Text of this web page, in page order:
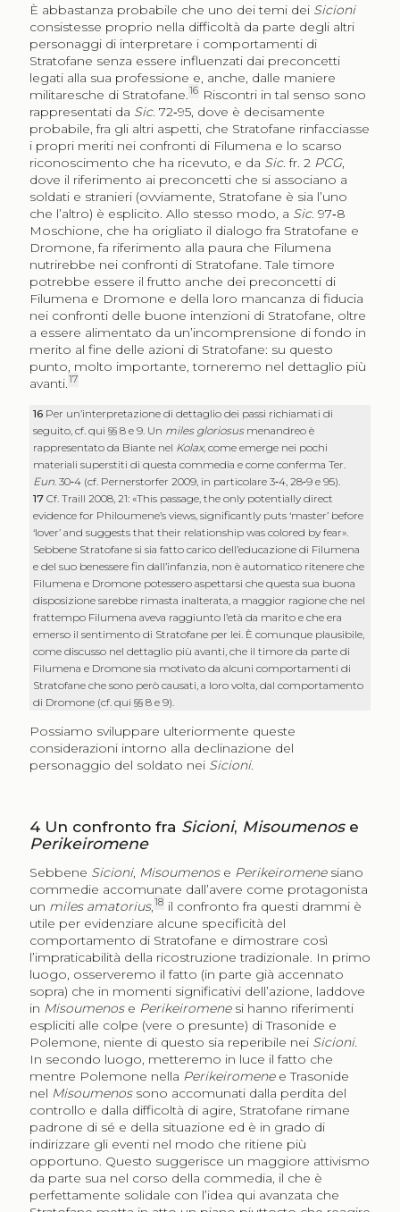
È abbastanza probabile che uno dei temi dei Sicioni
consistesse proprio nella difficoltà da parte degli altri
personaggi di interpretare i comportamenti di
Stratofane senza essere influenzati dai preconcetti
legati alla sua professione e, anche, dalle maniere
militaresche di Stratofane.16 Riscontri in tal senso sono
rappresentati da Sic. 72‑95, dove è decisamente
probabile, fra gli altri aspetti, che Stratofane rinfacciasse
i propri meriti nei confronti di Filumena e lo scarso
riconoscimento che ha ricevuto, e da Sic. fr. 2 PCG,
dove il riferimento ai preconcetti che si associano a
soldati e stranieri (ovviamente, Stratofane è sia l’uno
che l’altro) è esplicito. Allo stesso modo, a Sic. 97‑8
Moschione, che ha origliato il dialogo fra Stratofane e
Dromone, fa riferimento alla paura che Filumena
nutrirebbe nei confronti di Stratofane. Tale timore
potrebbe essere il frutto anche dei preconcetti di
Filumena e Dromone e della loro mancanza di fiducia
nei confronti delle buone intenzioni di Stratofane, oltre
a essere alimentato da un’incomprensione di fondo in
merito al fine delle azioni di Stratofane: su questo
punto, molto importante, torneremo nel dettaglio più
avanti.17
16 Per un’interpretazione di dettaglio dei passi richiamati di
seguito, cf. qui §§ 8 e 9. Un miles gloriosusmenandreo è
rappresentato da Biante nel Kolax, come emerge nei pochi
materiali superstiti di questa commedia e come conferma Ter.
Eun . 30‑4 (cf. Pernerstorfer 2009, in particolare 3‑4, 28‑9 e 95).
17Cf. Traill 2008, 21: «This passage, the only potentially direct
evidence for Philoumene’s views, significantly puts ‘master’ before
‘lover’ and suggests that their relationship was colored by fear».
Sebbene Stratofane si sia fatto carico dell’educazione di Filumena
e del suo benessere fin dall’infanzia, non è automatico ritenere che
Filumena e Dromone potessero aspettarsi che questa sua buona
disposizione sarebbe rimasta inalterata, a maggior ragione che nel
frattempo Filumena aveva raggiunto l’età da marito e che era
emerso il sentimento di Stratofane per lei. È comunque plausibile,
come discusso nel dettaglio più avanti, che il timore da parte di
Filumena e Dromone sia motivato da alcuni comportamenti di
Stratofane che sono però causati, a loro volta, dal comportamento
di Dromone (cf. qui §§ 8 e 9).
Possiamo sviluppare ulteriormente queste
considerazioni intorno alla declinazione del
personaggio del soldato nei Sicioni.
4 Un confronto fra Sicioni, Misoumenose
Perikeiromene
Sebbene Sicioni, Misoumenose Perikeiromenesiano
commedie accomunate dall’avere come protagonista
un miles amatorius,18 il confronto fra questi drammi è
utile per evidenziare alcune specificità del
comportamento di Stratofane e dimostrare così
l’impraticabilità della ricostruzione tradizionale. In primo
luogo, osserveremo il fatto (in parte già accennato
sopra) che in momenti significativi dell’azione, laddove
in Misoumenose Perikeiromenesi hanno riferimenti
espliciti alle colpe (vere o presunte) di Trasonide e
Polemone, niente di questo sia reperibile nei Sicioni.
In secondo luogo, metteremo in luce il fatto che
mentre Polemone nella Perikeiromenee Trasonide
nel Misoumenossono accomunati dalla perdita del
controllo e dalla difficoltà di agire, Stratofane rimane
padrone di sé e della situazione ed è in grado di
indirizzare gli eventi nel modo che ritiene più
opportuno. Questo suggerisce un maggiore attivismo
da parte sua nel corso della commedia, il che è
perfettamente solidale con l’idea qui avanzata che